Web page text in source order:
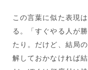
この言葉に似た表現
る。「すぐやる人が
たり。だけど、結局
解しておかなければ